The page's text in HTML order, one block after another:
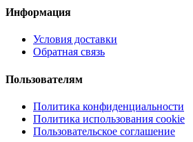
Информация
Условия доставки
Обратная связь
Пользователям
Политика конфиденциальности
Политика использования cookie
Пользовательское соглашение